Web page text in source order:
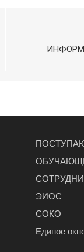
ЭИОС
СОКО
Единое